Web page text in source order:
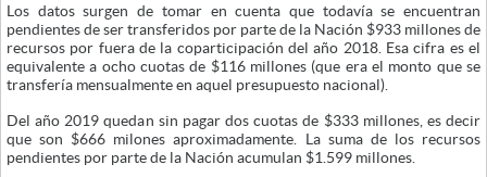
Los datos surgen de tomar en cuenta que todavía se encuentran
pendientes de ser transferidos por parte de la Nación $933 millones de
recursos por fuera de la coparticipación del año 2018. Esa cifra es el
equivalente a ocho cuotas de $116 millones (que era el monto que se
transfería mensualmente en aquel presupuesto nacional).
Del año 2019 quedan sin pagar dos cuotas de $333 millones, es decir
que son $666 milones aproximadamente. La suma de los recursos
pendientes por parte de la Nación acumulan $1.599 millones.